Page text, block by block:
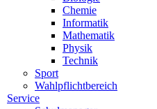
Chemie
Informatik
Mathematik
Physik
Technik
Sport
Wahlpflichtbereich
Service